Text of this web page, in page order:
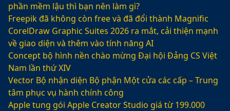
phần mềm lậu thì bạn nên làm gì?
Freepik đã không còn free và đã đổi thành Magnific
CorelDraw Graphic Suites 2026 ra mắt, cải thiện mạnh
về giao diện và thêm vào tính năng AI
Concept bộ hình nền chào mừng Đại hội Đảng CS Việt
Nam lần thứ XIV
Vector Bộ nhận diện Bộ phận Một cửa các cấp – Trung
tâm phục vụ hành chính công
Apple tung gói Apple Creator Studio giá từ 199.000